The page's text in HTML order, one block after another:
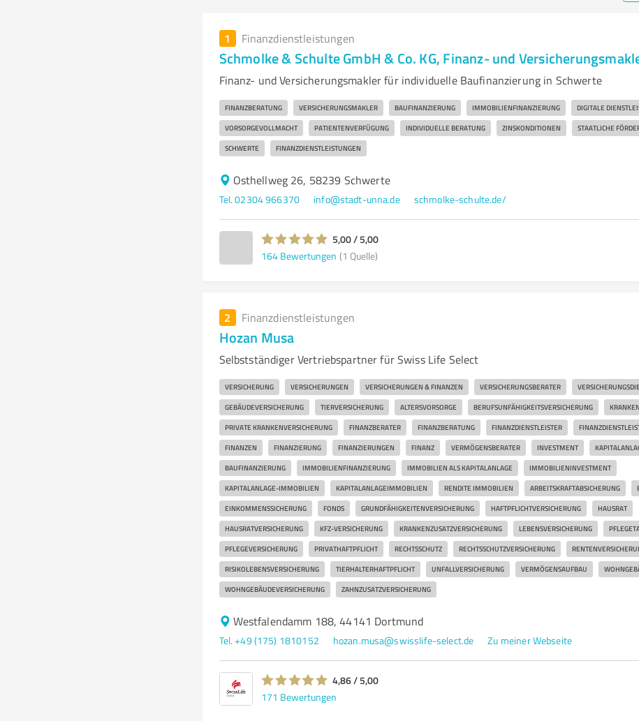
1 Finanzdienstleistungen
Schmolke & Schulte GmbH & Co. KG, Finanz- und
Finanz- und Versicherungsmakler für individuelle Baufinanzierung in Schwerte
FINANZBERATUNG VERSICHERUNGSMAKLER BAUFINANZIERUNG IMMOBILIENFINANZIERUNG DIGITALE
VORSORGEVOLLMACHT PATIENTENVERFÜGUNG INDIVIDUELLE BERATUNG ZINSKONDITIONEN STAATLICHE
SCHWERTE FINANZDIENSTLEISTUNGEN
Osthellweg 26, 58239 Schwerte
Tel. 02304 966370 info@stadt-unna.de schmolke-schulte.de/
5,00 / 5,00
164 Bewertungen (1 Quelle)
2 Finanzdienstleistungen
Hozan Musa
Selbstständiger Vertriebspartner für Swiss Life Select
VERSICHERUNG VERSICHERUNGEN VERSICHERUNGEN & FINANZEN VERSICHERUNGSBERATER
GEBÄUDEVERSICHERUNG TIERVERSICHERUNG ALTERSVORSORGE BERUFSUNFÄHIGKEITSVERSICHERUNG
PRIVATE KRANKENVERSICHERUNG FINANZBERATER FINANZBERATUNG FINANZDIENSTLEISTER
FINANZEN FINANZIERUNG FINANZIERUNGEN FINANZ VERMÖGENSBERATER INVESTMENT
BAUFINANZIERUNG IMMOBILIENFINANZIERUNG IMMOBILIEN ALS KAPITALANLAGE IMMOBILIENINVESTMENT
KAPITALANLAGE-IMMOBILIEN KAPITALANLAGEIMMOBILIEN RENDITE IMMOBILIEN ARBEITSKRAFTABSICHERUNG
EINKOMMENSSICHERUNG FONDS GRUNDFÄHIGKEITENVERSICHERUNG HAFTPFLICHTVERSICHERUNG HAUSRAT
HAUSRATVERSICHERUNG KFZ-VERSICHERUNG KRANKENZUSATZVERSICHERUNG LEBENSVERSICHERUNG
PFLEGEVERSICHERUNG PRIVATHAFTPFLICHT RECHTSSCHUTZ RECHTSSCHUTZVERSICHERUNG
RISIKOLEBENSVERSICHERUNG TIERHALTERHAFTPFLICHT UNFALLVERSICHERUNG VERMÖGENSAUFBAU
WOHNGEBÄUDEVERSICHERUNG ZAHNZUSATZVERSICHERUNG
Westfalendamm 188, 44141 Dortmund
Tel. +49 (175) 1810152 hozan.musa@swisslife-select.de Zu meiner Webseite
4,86 / 5,00
171 Bewertungen